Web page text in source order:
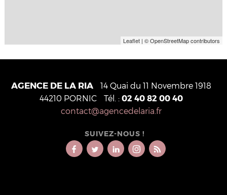
Leaflet | © OpenStreetMap contributors
AGENCE DE LA RIA
14 Quai du 11 Novembre 1918
44210 PORNIC Tél. : 02 40 82 00 40
contact@agencedelaria.fr
SUIVEZ-NOUS !